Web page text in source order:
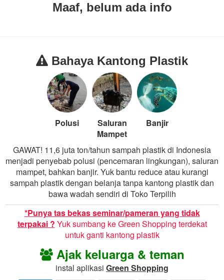
Maaf, belum ada info
Bahaya Kantong Plastik
Polusi
Saluran
Mampet
Banjir
GAWAT! 11,6 juta ton/tahun sampah plastik di Indonesia
menjadi penyebab polusi (pencemaran lingkungan), saluran
mampet, bahkan banjir. Yuk bantu reduce atau kurangi
sampah plastik dengan belanja tanpa kantong plastik dan
bawa wadah sendiri di Toko Terpilih
*Punya tas bekas seminar/pameran yang tidak
terpakai ? Yuk sumbang ke Green Shopping terdekat
untuk ganti kantong plastik
Ajak keluarga & teman
instal aplikasi Green Shopping